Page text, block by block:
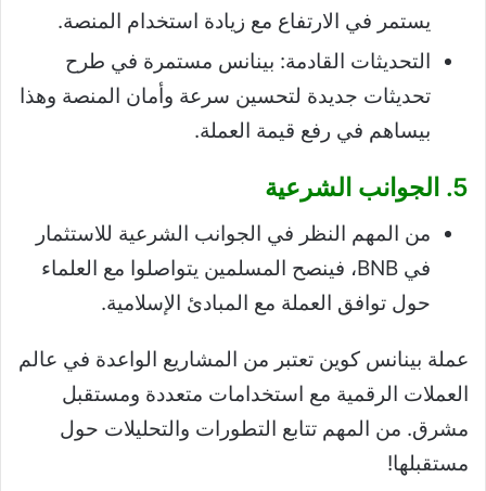
يستمر في الارتفاع مع زيادة استخدام المنصة.
التحديثات القادمة: بينانس مستمرة في طرح
تحديثات جديدة لتحسين سرعة وأمان المنصة وهذا
بيساهم في رفع قيمة العملة.
5. الجوانب الشرعية
من المهم النظر في الجوانب الشرعية للاستثمار
في BNB، فينصح المسلمين يتواصلوا مع العلماء
حول توافق العملة مع المبادئ الإسلامية.
عملة بينانس كوين تعتبر من المشاريع الواعدة في عالم
العملات الرقمية مع استخدامات متعددة ومستقبل
مشرق. من المهم تتابع التطورات والتحليلات حول
مستقبلها!